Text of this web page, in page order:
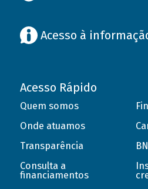
Acesso à
Acesso Rápido
Quem somos
Onde atuamos
Transparência
Consulta a
financiamentos